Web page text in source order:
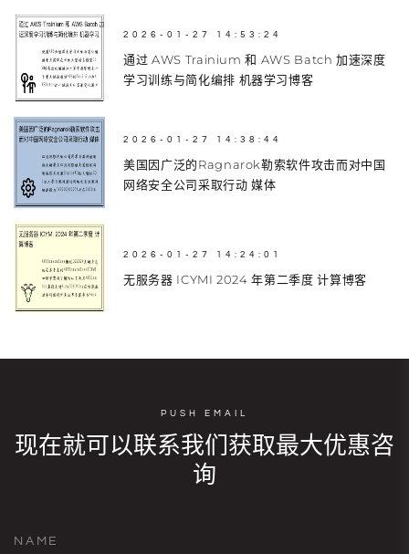
2026-01-27 14:53:24
通过 AWS Trainium 和 AWS Batch 加速深度
学习训练与简化编排 机器学习博客
2026-01-27 14:38:44
美国因广泛的Ragnarok勒索软件攻击而对中国
网络安全公司采取行动 媒体
2026-01-27 14:24:01
无服务器 ICYMI 2024 年第二季度 计算博客
PUSH EMAIL
现在就可以联系我们获取最大优惠咨
询
NAME